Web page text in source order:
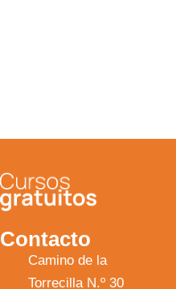
Contacto
Camino de la
Torrecilla N.º 30